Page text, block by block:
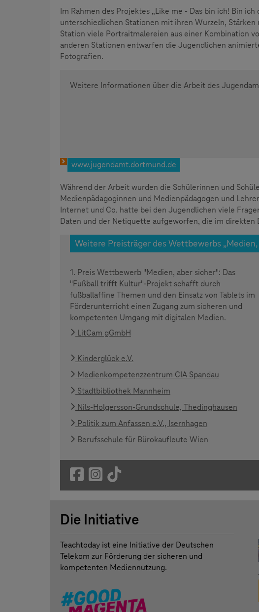
Im Rahmen des Projektes „Like me - Das bin ich! Bin
unterschiedlichen Stationen mit ihren Wurzeln, Stärken
Station viele Portraitmalereien aus einer Kombination
anderen Stationen entwarfen die Jugendlichen
Fotografien.
Weitere Informationen über die Arbeit des
www.jugendamt.dortmund.de
Während der Arbeit wurden die Schülerinnen und
Medienpädagoginnen und Medienpädagogen und
Internet und Co. hatte bei den Jugendlichen viele
Daten und der Netiquette aufgeworfen, die im direkten
Weitere Preisträger des Wettbewerbs „Medien,
1. Preis Wettbewerb "Medien, aber sicher": Das
"Fußball trifft Kultur"-Projekt schafft durch
fußballaffine Themen und den Einsatz von Tablets im
Förderunterricht einen Zugang zum sicheren und
kompetenten Umgang mit digitalen Medien.
LitCam gGmbH
Kinderglück e.V.
Medienkompetenzzentrum CIA Spandau
Stadtbibliothek Mannheim
Nils-Holgersson-Grundschule, Thedinghausen
Politik zum Anfassen e.V., Isernhagen
Berufsschule für Bürokaufleute Wien
Die Initiative
Teachtoday ist eine Initiative der Deutschen
Telekom zur Förderung der sicheren und
kompetenten Mediennutzung.